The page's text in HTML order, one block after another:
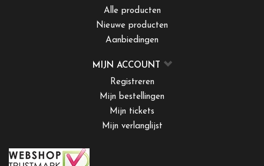
Alle producten
Nieuwe producten
Aanbiedingen
MIJN ACCOUNT
Registreren
Mijn bestellingen
Mijn tickets
Mijn verlanglijst